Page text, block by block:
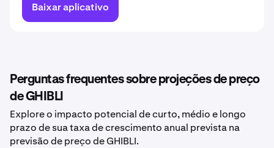
Baixar aplicativo
Perguntas frequentes sobre projeções de preço
de GHIBLI
Explore o impacto potencial de curto, médio e longo
prazo de sua taxa de crescimento anual prevista na
previsão de preço de GHIBLI.